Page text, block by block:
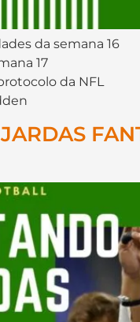
da semana 16
17
da NFL